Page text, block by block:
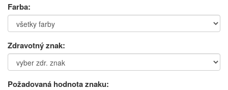
Farba:
Zdravotný znak:
Požadovaná hodnota znaku: